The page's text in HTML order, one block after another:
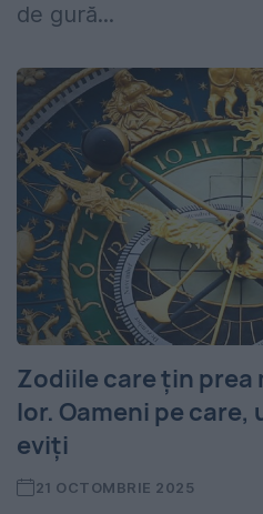
de gură...
Zodiile care țin prea
lor. Oameni pe
eviți
21 OCTOMBRIE 2025